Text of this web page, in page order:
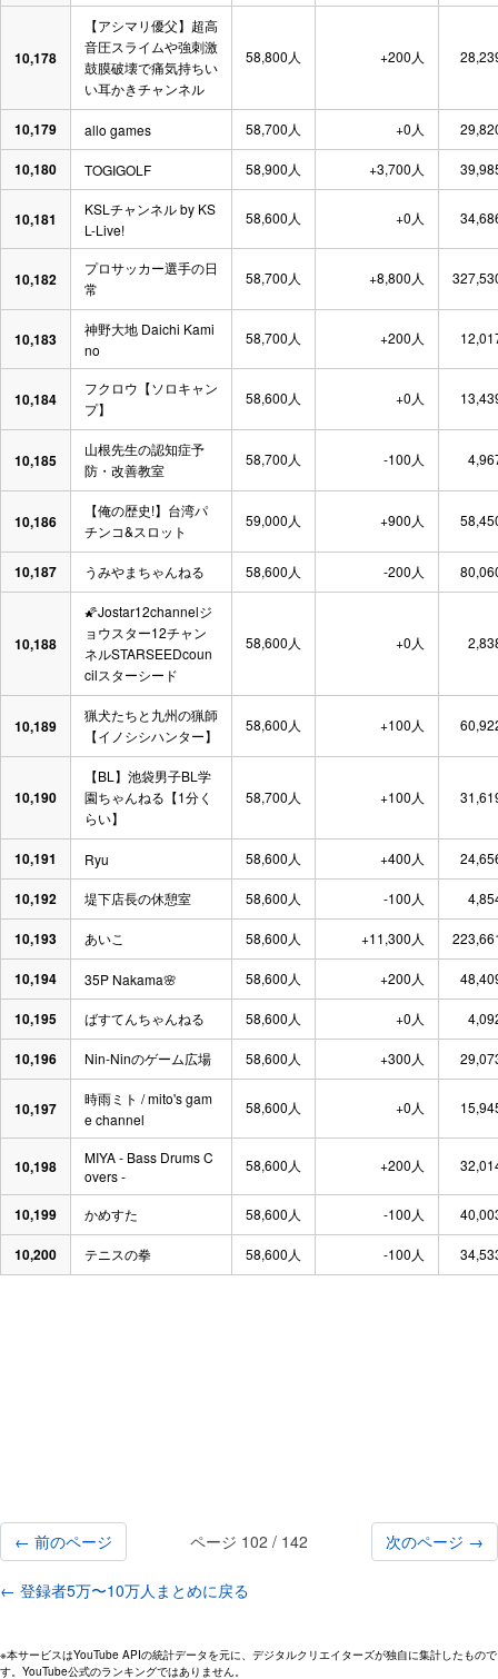
10,178
【アシマリ優父】超高
音圧スライムや強刺激
鼓膜破壊で痛気持ちい
い耳かきチャンネル
58,800人 +200人
10,179 allo games 58,700人 +0人
10,180 TOGIGOLF 58,900人 +3,700人
10,181
KSLチャンネル by KS
L-Live!
58,600人 +0人
10,182
プロサッカー選手の日
常
58,700人 +8,800人
10,183
神野大地 Daichi Kami
no
58,700人 +200人
10,184
フクロウ【ソロキャン
プ】
58,600人 +0人
10,185
山根先生の認知症予
防・改善教室
58,700人 -100人
10,186
【俺の歴史!】台湾パ
チンコ&スロット
59,000人 +900人
10,187 うみやまちゃんねる 58,600人 -200人
10,188
🌠Jostar12channelジ
ョウスター12チャン
ネルSTARSEEDcoun
cilスターシード
58,600人 +0人
10,189
猟犬たちと九州の猟師
【イノシシハンター】
58,600人 +100人
10,190
【BL】池袋男子BL学
園ちゃんねる【1分く
らい】
58,700人 +100人
10,191 Ryu 58,600人 +400人
10,192 堤下店長の休憩室 58,600人 -100人
10,193 あいこ 58,600人 +11,300人
10,194 35P Nakama🌸 58,600人 +200人
10,195 ばすてんちゃんねる 58,600人 +0人
10,196 Nin-Ninのゲーム広場 58,600人 +300人
10,197
時雨ミト / mito's gam
e channel
58,600人 +0人
10,198
MIYA - Bass Drums C
overs -
58,600人 +200人
10,199 かめすた 58,600人 -100人
10,200 テニスの拳 58,600人 -100人
← 前のページ ページ 102 / 142 次のページ →
← 登録者5万〜10万人まとめに戻る
※本サービスはYouTube APIの統計データを元に、デジタルクリエイターズが独自に集計したもので
す。YouTube公式のランキングではありません。